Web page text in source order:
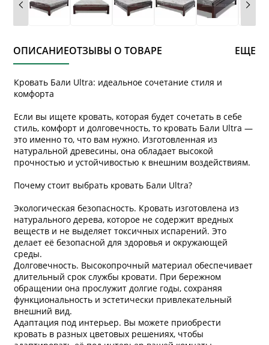
ОПИСАНИЕОТЗЫВЫ О ТОВАРЕ ЕЩЕ
Кровать Бали Ultra: идеальное сочетание стиля и
комфорта
Если вы ищете кровать, которая будет сочетать в себе
стиль, комфорт и долговечность, то кровать Бали Ultra —
это именно то, что вам нужно. Изготовленная из
натуральной древесины, она обладает высокой
прочностью и устойчивостью к внешним воздействиям.
Почему стоит выбрать кровать Бали Ultra?
Экологическая безопасность. Кровать изготовлена из
натурального дерева, которое не содержит вредных
веществ и не выделяет токсичных испарений. Это
делает её безопасной для здоровья и окружающей
среды.
Долговечность. Высокопрочный материал обеспечивает
длительный срок службы кровати. При бережном
обращении она прослужит долгие годы, сохраняя
функциональность и эстетически привлекательный
внешний вид.
Адаптация под интерьер. Вы можете приобрести
кровать в разных цветовых решениях, чтобы